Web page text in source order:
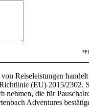
Reiseleistungen handelt
(EU) 2015/2302.
nehmen, die für
Adventures